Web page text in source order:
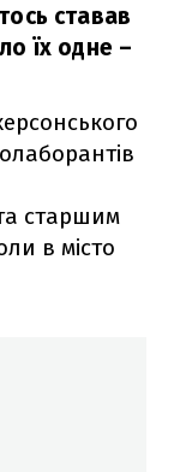
ставав
їх одне –
старшим
в місто